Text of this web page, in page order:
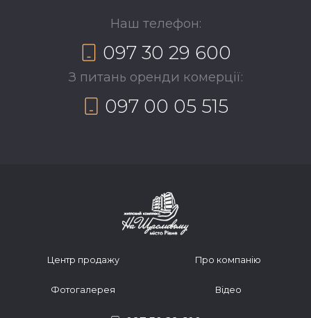
Наш телефон:
097 30 29 600
З питань оренди комерції:
097 00 05 515
Центр продажу Про компанію
Фотогалерея Відео